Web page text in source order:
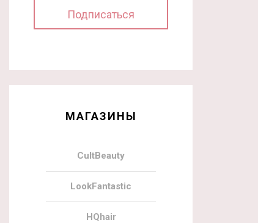
МАГАЗИНЫ
CultBeauty
LookFantastic
HQhair